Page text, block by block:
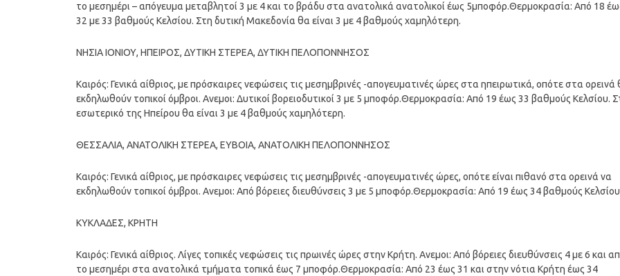
το μεσημέρι – απόγευμα μεταβλητοί 3 με 4 και το βράδυ στα ανατολικά ανατολικοί έως 5μποφόρ.Θερμοκρασία: Από 18
32 με 33 βαθμούς Κελσίου. Στη δυτική Μακεδονία θα είναι 3 με 4 βαθμούς χαμηλότερη.
ΝΗΣΙΑ ΙΟΝΙΟΥ, ΗΠΕΙΡΟΣ, ΔΥΤΙΚΗ ΣΤΕΡΕΑ, ΔΥΤΙΚΗ ΠΕΛΟΠΟΝΝΗΣΟΣ
Καιρός: Γενικά αίθριος, με πρόσκαιρες νεφώσεις τις μεσημβρινές -απογευματινές ώρες στα ηπειρωτικά, οπότε στα ορεινά
εκδηλωθούν τοπικοί όμβροι. Ανεμοι: Δυτικοί βορειοδυτικοί 3 με 5 μποφόρ.Θερμοκρασία: Από 19 έως 33 βαθμούς Κελσίου.
εσωτερικό της Ηπείρου θα είναι 3 με 4 βαθμούς χαμηλότερη.
ΘΕΣΣΑΛΙΑ, ΑΝΑΤΟΛΙΚΗ ΣΤΕΡΕΑ, ΕΥΒΟΙΑ, ΑΝΑΤΟΛΙΚΗ ΠΕΛΟΠΟΝΝΗΣΟΣ
Καιρός: Γενικά αίθριος, με πρόσκαιρες νεφώσεις τις μεσημβρινές -απογευματινές ώρες, οπότε είναι πιθανό στα ορεινά να
εκδηλωθούν τοπικοί όμβροι. Ανεμοι: Από βόρειες διευθύνσεις 3 με 5 μποφόρ.Θερμοκρασία: Από 19 έως 34 βαθμούς
ΚΥΚΛΑΔΕΣ, ΚΡΗΤΗ
Καιρός: Γενικά αίθριος. Λίγες τοπικές νεφώσεις τις πρωινές ώρες στην Κρήτη. Ανεμοι: Από βόρειες διευθύνσεις 4 με 6 και
το μεσημέρι στα ανατολικά τμήματα τοπικά έως 7 μποφόρ.Θερμοκρασία: Από 23 έως 31 και στην νότια Κρήτη έως 34